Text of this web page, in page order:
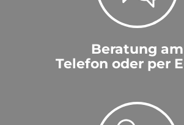
Beratung am
Telefon oder per